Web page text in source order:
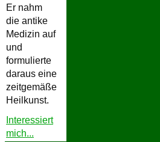
Er nahm
die antike
Medizin auf
und
formulierte
daraus eine
zeitgemäße
Heilkunst.
Interessiert
mich...